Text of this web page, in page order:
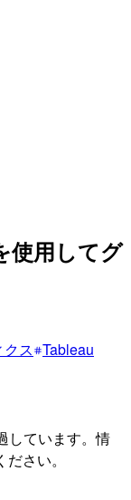
使用してグ
ス Tableau
しています。情
さい。